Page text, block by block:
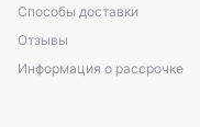
Способы доставки
Отзывы
Информация о рассрочке